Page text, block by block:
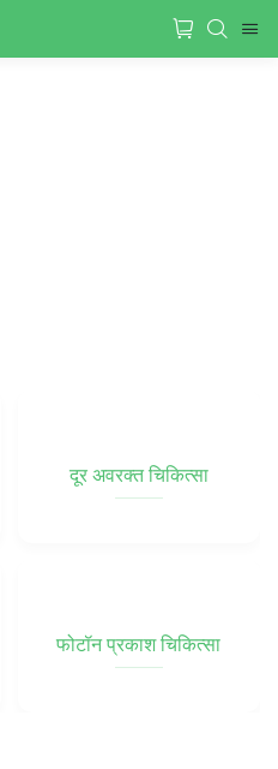
दूर अवरक्त चिकित्सा
फोटॉन प्रकाश चिकित्सा